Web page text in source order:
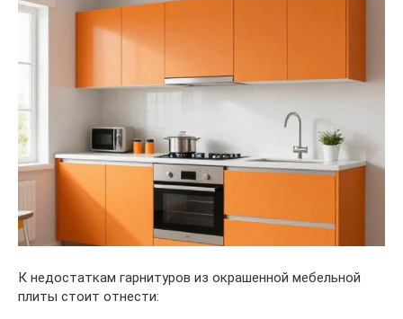
К недостаткам гарнитуров из окрашенной мебельной
плиты стоит отнести: